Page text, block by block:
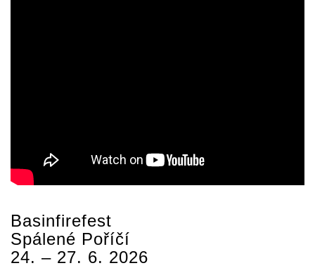
Basinfirefest
Spálené Poříčí
24. – 27. 6. 2026